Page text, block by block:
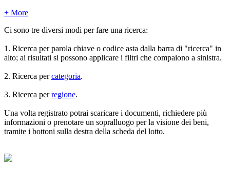
+ More
Ci sono tre diversi modi per fare una ricerca:
1. Ricerca per parola chiave o codice asta dalla barra di "ricerca" in
alto; ai risultati si possono applicare i filtri che compaiono a sinistra.
2. Ricerca percategoria.
3. Ricerca perregione.
Una volta registrato potrai scaricare i documenti, richiedere più
informazioni o prenotare un sopralluogo per la visione dei beni,
tramite i bottoni sulla destra della scheda del lotto.